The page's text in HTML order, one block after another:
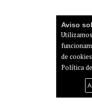
Aviso
de
Política